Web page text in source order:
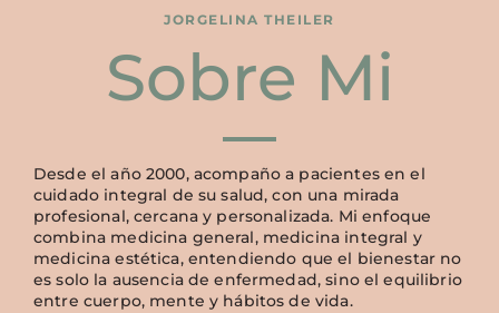
JORGELINA THEILER
Sobre Mi
Desde el año 2000, acompaño a pacientes en el
cuidado integral de su salud, con una mirada
profesional, cercana y personalizada. Mi enfoque
combina medicina general, medicina integral y
medicina estética, entendiendo que el bienestar no
es solo la ausencia de enfermedad, sino el equilibrio
entre cuerpo, mente y hábitos de vida.